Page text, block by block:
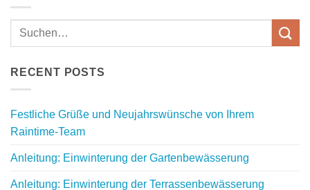
RECENT POSTS
Festliche Grüße und Neujahrswünsche von Ihrem
Raintime-Team
Anleitung: Einwinterung der Gartenbewässerung
Anleitung: Einwinterung der Terrassenbewässerung